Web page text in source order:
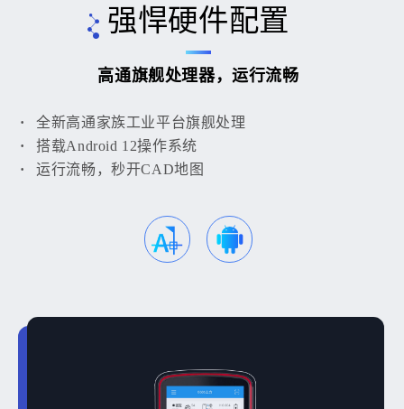
强悍硬件配置
高通旗舰处理器，运行流畅
全新高通家族工业平台旗舰处理
搭载Android 12操作系统
运行流畅，秒开CAD地图